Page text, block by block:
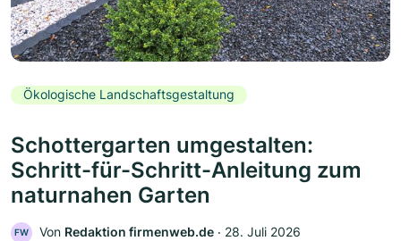
Ökologische Landschaftsgestaltung
Schottergarten umgestalten:
Schritt-für-Schritt-Anleitung zum
naturnahen Garten
FW Von Redaktion firmenweb.de ‧ 28. Juli 2026